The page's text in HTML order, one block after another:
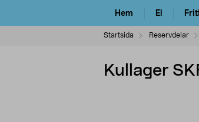
Hem El
Startsida Reservdelar
Kullager